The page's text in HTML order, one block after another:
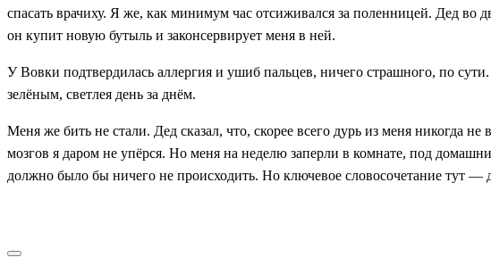
спасать врачиху. Я же, как минимум час отсиживался за поленницей. Дед во
он купит новую бутыль и законсервирует меня в ней.
У Вовки подтвердилась аллергия и ушиб пальцев, ничего страшного, по
зелёным, светлея день за днём.
Меня же бить не стали. Дед сказал, что, скорее всего дурь из меня никогда
мозгов я даром не упёрся. Но меня на неделю заперли в комнате, под
должно было бы ничего не происходить. Но ключевое словосочетание тут